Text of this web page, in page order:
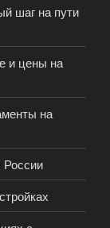
шаг на пути
и цены на
на
России